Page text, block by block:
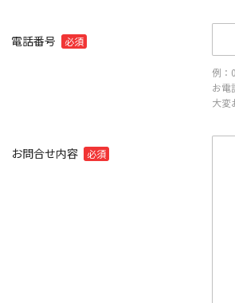
電話番号 必須
例：
お電
大変
お問合せ内容 必須